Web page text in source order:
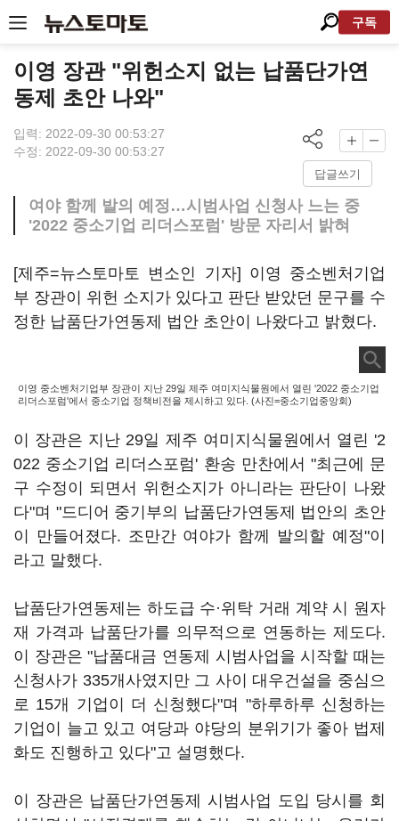
구독
이영 장관 "위헌소지 없는 납품단가연
동제 초안 나와"
입력: 2022-09-30 00:53:27
수정: 2022-09-30 00:53:27
답글쓰기
여야 함께 발의 예정…시범사업 신청사 느는 중
'2022 중소기업 리더스포럼' 방문 자리서 밝혀
[제주=뉴스토마토 변소인 기자] 이영 중소벤처기업
부 장관이 위헌 소지가 있다고 판단 받았던 문구를 수
정한 납품단가연동제 법안 초안이 나왔다고 밝혔다.
이영 중소벤처기업부 장관이 지난 29일 제주 여미지식물원에서 열린 '2022 중소기업
리더스포럼'에서 중소기업 정책비전을 제시하고 있다. (사진=중소기업중앙회)
이 장관은 지난 29일 제주 여미지식물원에서 열린 '2
022 중소기업 리더스포럼' 환송 만찬에서 "최근에 문
구 수정이 되면서 위헌소지가 아니라는 판단이 나왔
다"며 "드디어 중기부의 납품단가연동제 법안의 초안
이 만들어졌다. 조만간 여야가 함께 발의할 예정"이
라고 말했다.
납품단가연동제는 하도급 수·위탁 거래 계약 시 원자
재 가격과 납품단가를 의무적으로 연동하는 제도다.
이 장관은 "납품대금 연동제 시범사업을 시작할 때는
신청사가 335개사였지만 그 사이 대우건설을 중심으
로 15개 기업이 더 신청했다"며 "하루하루 신청하는
기업이 늘고 있고 여당과 야당의 분위기가 좋아 법제
화도 진행하고 있다"고 설명했다.
이 장관은 납품단가연동제 시범사업 도입 당시를 회